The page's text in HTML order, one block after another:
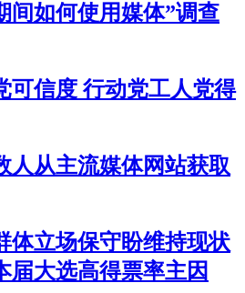
间如何使用媒体”调查
可信度 行动党工人党得
人从主流媒体网站获取
体立场保守盼维持现状
届大选高得票率主因